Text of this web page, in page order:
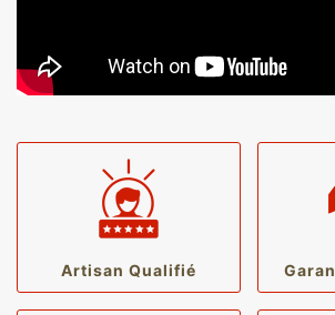
Artisan Qualifié